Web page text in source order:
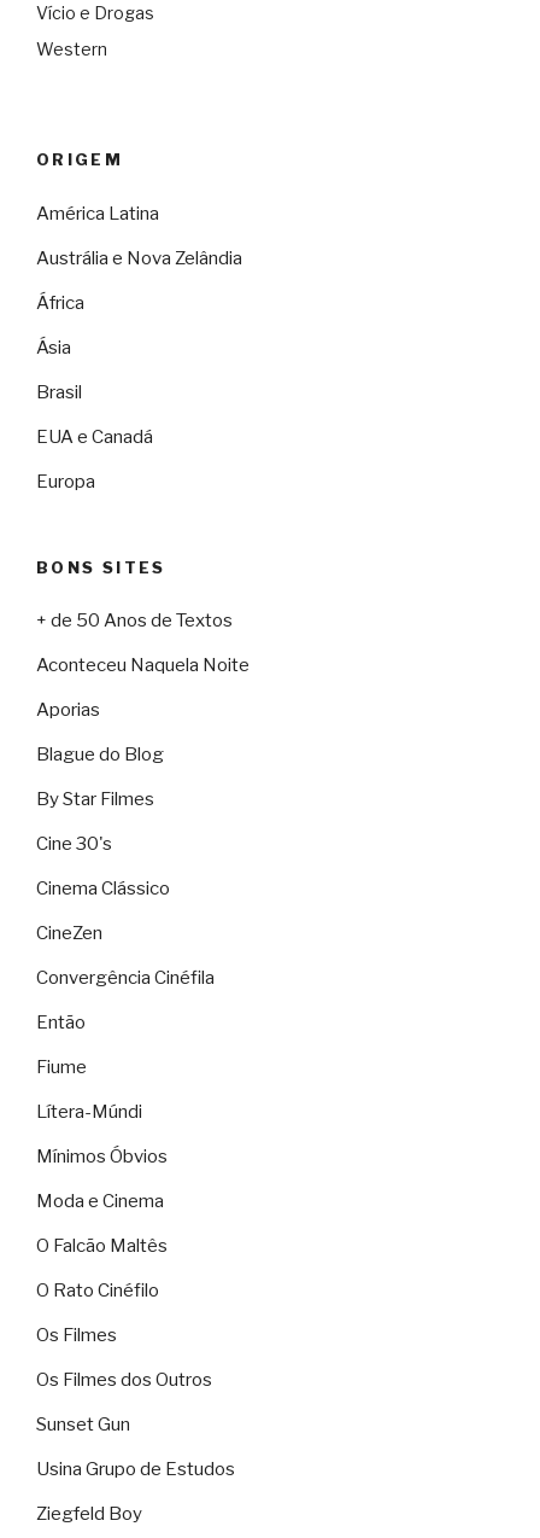
Vício e Drogas
Western
ORIGEM
América Latina
Austrália e Nova Zelândia
África
Ásia
Brasil
EUA e Canadá
Europa
BONS SITES
+ de 50 Anos de Textos
Aconteceu Naquela Noite
Aporias
Blague do Blog
By Star Filmes
Cine 30's
Cinema Clássico
CineZen
Convergência Cinéfila
Então
Fiume
Lítera-Múndi
Mínimos Óbvios
Moda e Cinema
O Falcão Maltês
O Rato Cinéfilo
Os Filmes
Os Filmes dos Outros
Sunset Gun
Usina Grupo de Estudos
Ziegfeld Boy